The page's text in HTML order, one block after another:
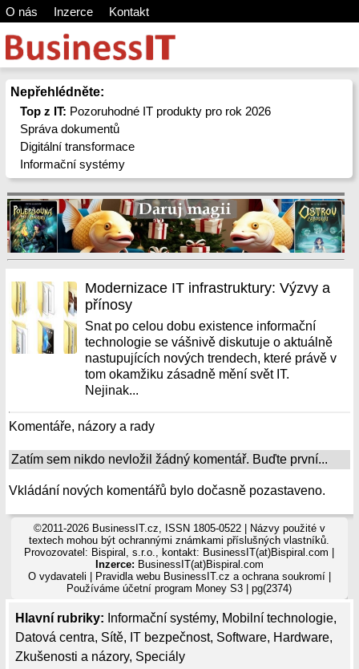
O nás Inzerce Kontakt
Nepřehlédněte:
Top z IT: Pozoruhodné IT produkty pro rok 2026
Správa dokumentů
Digitální transformace
Informační systémy
Hlavní rubriky: Informační systémy, Mobilní technologie,
Datová centra, Sítě, IT bezpečnost, Software, Hardware,
Zkušenosti a názory, Speciály
Modernizace IT infrastruktury: Výzvy a
přínosy
Snat po celou dobu existence informační
technologie se vášnivě diskutuje o aktuálně
nastupujících nových trendech, které právě v
tom okamžiku zásadně mění svět IT.
Nejinak...
Komentáře, názory a rady
Zatím sem nikdo nevložil žádný komentář. Buďte první...
Vkládání nových komentářů bylo dočasně pozastaveno.
©2011-2026 BusinessIT.cz, ISSN 1805-0522 | Názvy použité v
textech mohou být ochrannými známkami příslušných vlastníků.
Provozovatel: Bispiral, s.r.o., kontakt: BusinessIT(at)Bispiral.com |
Inzerce: BusinessIT(at)Bispiral.com
O vydavateli
Pravidla webu BusinessIT.cz a ochrana soukromí|
Používámeúčetní program Money S3 | pg(2374)